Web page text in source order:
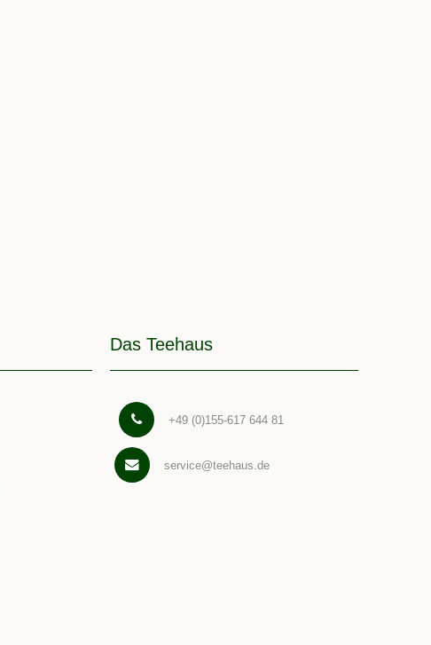
Das Teehaus
+49 (0)155-617 644 81
service@teehaus.de